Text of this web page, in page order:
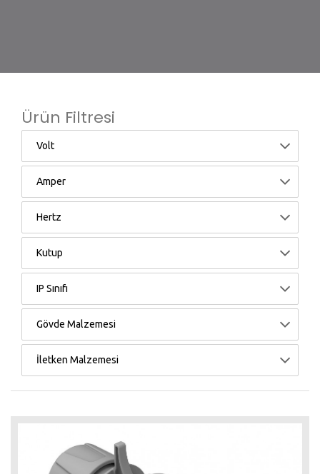
Ürün Filtresi
Volt
Amper
Hertz
Kutup
IP Sınıfı
Gövde Malzemesi
İletken Malzemesi